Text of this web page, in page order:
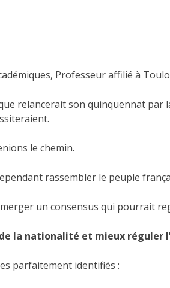
Professeur affilié à
relancerait son quinquennat par
le chemin.
rassembler le peuple
un consensus qui pourrait
la nationalité et mieux réguler
parfaitement identifiés :